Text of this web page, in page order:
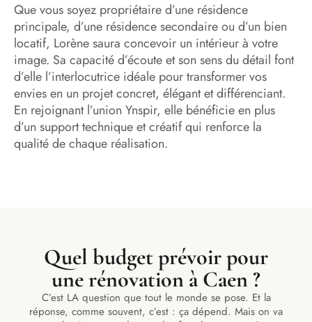
Que vous soyez propriétaire d’une résidence
principale, d’une résidence secondaire ou d’un bien
locatif, Lorène saura concevoir un intérieur à votre
image. Sa capacité d’écoute et son sens du détail font
d’elle l’interlocutrice idéale pour transformer vos
envies en un projet concret, élégant et différenciant.
En rejoignant l’union Ynspir, elle bénéficie en plus
d’un support technique et créatif qui renforce la
qualité de chaque réalisation.
Quel budget prévoir pour
une rénovation à Caen ?
C’est LA question que tout le monde se pose. Et la
réponse, comme souvent, c’est : ça dépend. Mais on va